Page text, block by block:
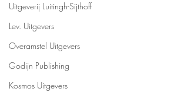
Uitgeverij Luitingh-Sijthoff
Lev. Uitgevers
Overamstel Uitgevers
Godijn Publishing
Kosmos Uitgevers